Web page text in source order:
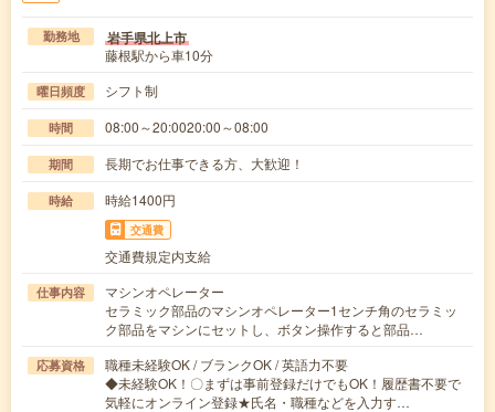
勤務地 岩手県北上市
藤根駅から車10分
曜日頻度 シフト制
時間 08:00～20:0020:00～08:00
期間 長期でお仕事できる方、大歓迎！
時給 時給1400円
交通費
交通費規定内支給
仕事内容
マシンオペレーター
セラミック部品のマシンオペレーター1センチ角のセラミッ
ク部品をマシンにセットし、ボタン操作すると部品…
応募資格
職種未経験OK / ブランクOK / 英語力不要
◆未経験OK！〇まずは事前登録だけでもOK！履歴書不要で
気軽にオンライン登録★氏名・職種などを入力す…